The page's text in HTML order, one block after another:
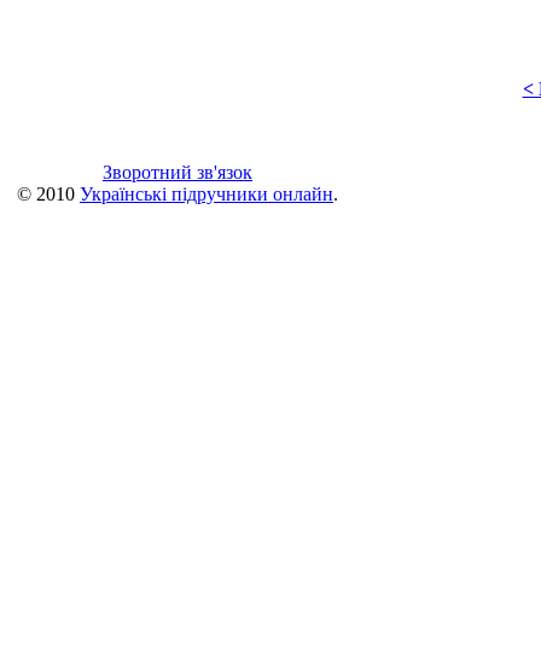
<
Зворотний зв'язок
© 2010 Українські підручники онлайн.